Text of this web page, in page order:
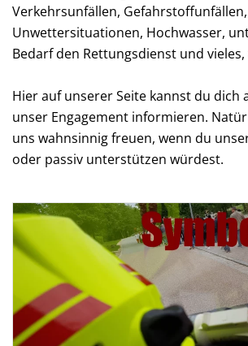
Verkehrsunfällen, Gefahrstoffunfällen,
Unwettersituationen, Hochwasser,
Bedarf den Rettungsdienst und
Hier auf unserer Seite kannst du dich
unser Engagement informieren.
uns wahnsinnig freuen, wenn du
oder passiv unterstützen würdest.